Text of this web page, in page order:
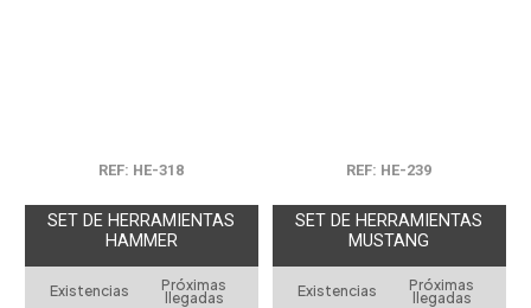
REF: HE-318
SET DE HERRAMIENTAS
HAMMER
Existencias
Próximas
llegadas
REF: HE-239
SET DE HERRAMIENTAS
MUSTANG
Existencias
Próximas
llegadas